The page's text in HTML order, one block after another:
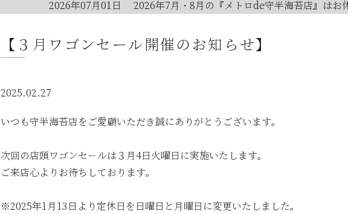
2026年07月01日
2026年7月・8月の『メトロde守半海苔店』はお
2026年06月05日
2026年お中元時期の日曜日店舗営業のお知らせ
2026年05月23日
2026年05月23日
6月のメトロde守半海苔店は ”麻布十番” です！
【３月ワゴンセール開催のお知らせ】
2025.02.27
いつも守半海苔店をご愛顧いただき誠にありがとうございます。
次回の店頭ワゴンセールは３月4日火曜日に実施いたします。
ご来店心よりお待ちしております。
※2025年1月13日より定休日を日曜日と月曜日に変更いたしました。